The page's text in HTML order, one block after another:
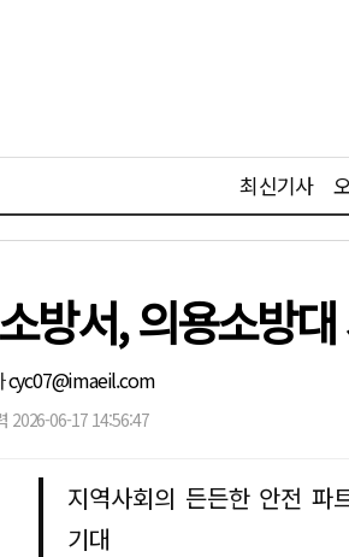
최신기사
방서, 의용소방
cyc07@imaeil.com
2026-06-17 14:56:47
지역사회의 든든한 안전 파
기대